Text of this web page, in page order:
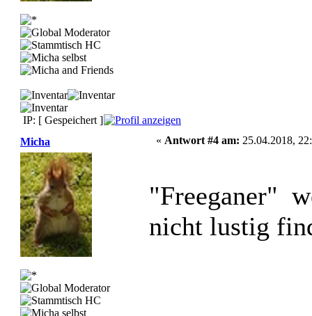
IP: [ Gespeichert ]
Micha
« Antwort #4 am: 25.04.2018,
"Freeganer"
nicht lustig